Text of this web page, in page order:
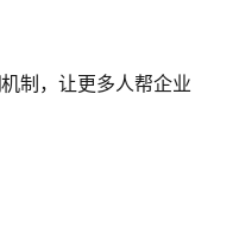
机制，让更多人帮企业